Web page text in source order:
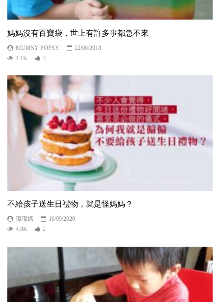
媽媽沒有百寶袋，世上有許多事都急不來
MUMSY POPSY
22/06/2018
4.1K
3
不給孩子送生日禮物，就是怪媽媽？
瑋瑋媽
16/09/2020
4.8K
2